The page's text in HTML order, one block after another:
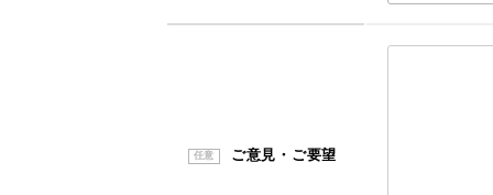
任意 ご意見・ご要望